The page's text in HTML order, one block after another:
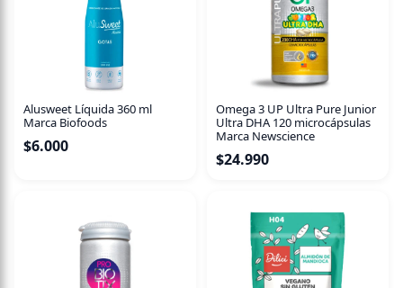
refinado No contiene preservantes ni aditivos
Ingredientes: 100% maple orgánico. Características
Actualmente existen muchos endulzantes, pero el Maple
es considerado unos de los mejores dentro de la categoría
de los naturales. A pesar de ser un producto nutritivo es
todas formas aporta un alto contenido de azúcares. Usos
El jarabe de arce o maple es perfecto para comerlo con
panqueques, productos horneados, sobre el yogurt, un
Alusweet Líquida 360 ml
Marca Biofoods
$6.000
Omega 3 UP Ultra Pure Junior
Ultra DHA 120 microcápsulas
Marca Newscience
$24.990